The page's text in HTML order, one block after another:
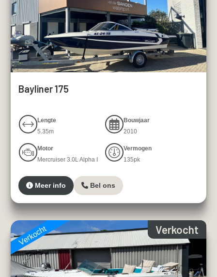
Bayliner 175
Lengte
5.35m
Bouwjaar
2010
Motor
Mercruiser 3.0L Alpha I
Vermogen
135pk
Meer info Bel ons
Verkocht
Verkocht